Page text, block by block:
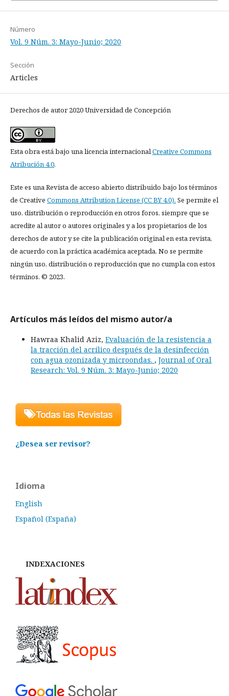
Número
Vol. 9 Núm. 3: Mayo-Junio; 2020
Sección
Articles
Derechos de autor 2020 Universidad de Concepción
Esta obra está bajo una licencia internacionalCreative Commons
Atribución 4.0.
Este es una Revista de acceso abierto distribuido bajo los términos
de Creative Commons Attribution License (CC BY 4.0). Se permite el
uso, distribución o reproducción en otros foros, siempre que se
acredite al autor o autores originales y a los propietarios de los
derechos de autor y se cite la publicación original en esta revista,
de acuerdo con la práctica académica aceptada. No se permite
ningún uso, distribución o reproducción que no cumpla con estos
términos. © 2023.
Artículos más leídos del mismo autor/a
Hawraa Khalid Aziz, Evaluación de la resistencia a
la tracción del acrílico después de la desinfección
con agua ozonizada y microondas. , Journal of Oral
Research: Vol. 9 Núm. 3: Mayo-Junio; 2020
¿Desea ser revisor?
Idioma
English
Español (España)
INDEXACIONES